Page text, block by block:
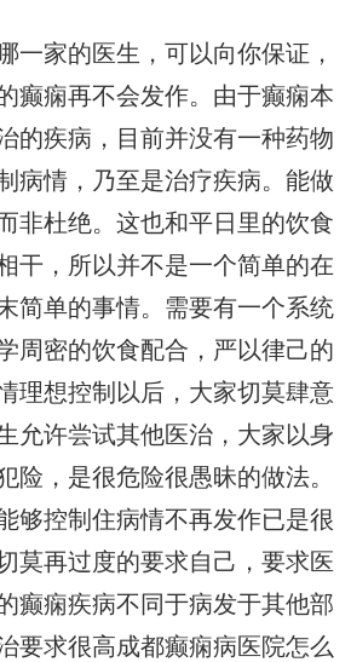
一家的医生，可以向你保证，
癫痫再不会发作。由于癫痫本
的疾病，目前并没有一种药物
病情，乃至是治疗疾病。能做
非杜绝。这也和平日里的饮食
干，所以并不是一个简单的在
简单的事情。需要有一个系统
周密的饮食配合，严以律己的
理想控制以后，大家切莫肆意
允许尝试其他医治，大家以身
险，是很危险很愚昧的做法。
够控制住病情不再发作已是很
莫再过度的要求自己，要求医
癫痫疾病不同于病发于其他部
要求很高成都癫痫病医院怎么